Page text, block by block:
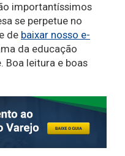
importantíssimos
se perpetue no
de baixar nosso e-
da educação
Boa leitura e boas